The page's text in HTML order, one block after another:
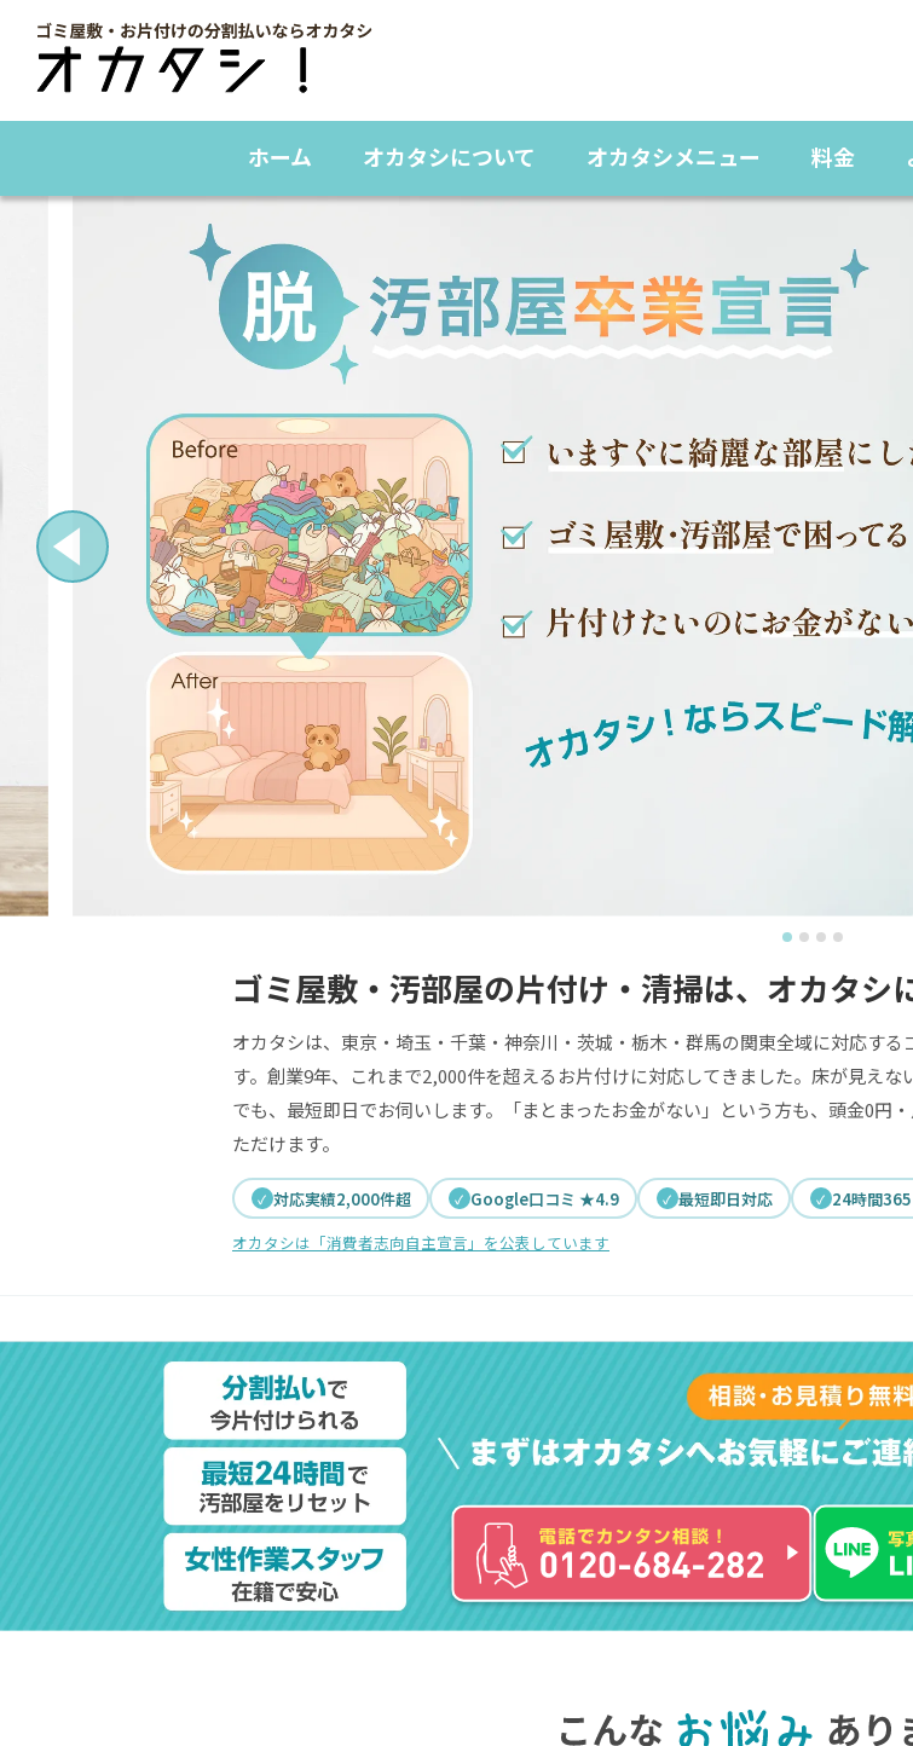
ホーム オカタシについて オカタシメニュー 料金
ゴミ屋敷・汚部屋の片付け・清掃は、 オカタシ
オカタシは、東京・埼玉・千葉・神奈川・茨城・栃木・群馬の関東全域に対応す
す。創業9年、これまで2,000件を超えるお片付けに対応してきました。床が見え
でも、最短即日でお伺いします。「まとまったお金がない」という方も、頭金0円
ただけます。
対応実績2,000件超 Google口コミ ★4.9 最短即日対応
24時間
オカタシは「消費者志向自主宣言」を公表しています